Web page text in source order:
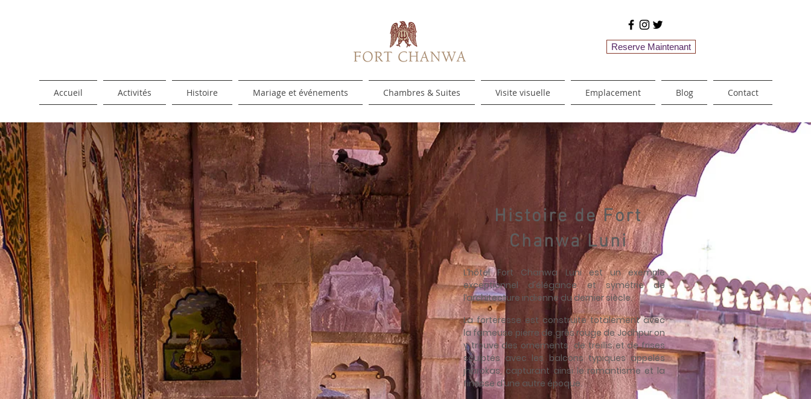
Reserve Maintenant
Accueil Activités Histoire Mariage et événements Chambres & Suites Visite visuelle Emplacement Blog Contact
Histoire de Fort
Chanwa Luni
L’hôtel Fort Chanwa Luni est un exemple
exceptionnel d'élégance et symétrie de
l’architecture indienne du dernier siècle.
La forteresse est construite totalement avec
la fameuse pierre de grès rouge de Jodhpur on
y trouve des ornements de treillis et de frises
sculptés avec les balcons typiques appelés
jharokas, capturant ainsi le romantisme et la
finesse d’une autre époque.